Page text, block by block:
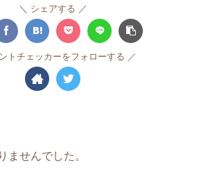
シェアする
トチェッカーをフォローする
ませんでした。